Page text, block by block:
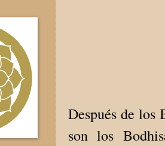
Después de los
son los